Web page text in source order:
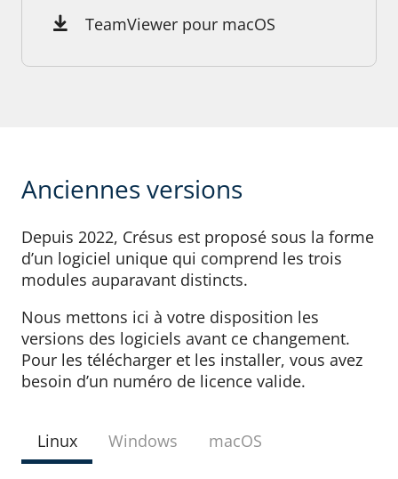
TeamViewer pour macOS
Anciennes versions
Depuis 2022, Crésus est proposé sous la forme
d’un logiciel unique qui comprend les trois
modules auparavant distincts.
Nous mettons ici à votre disposition les
versions des logiciels avant ce changement.
Pour les télécharger et les installer, vous avez
besoin d’un numéro de licence valide.
Windows macOS
Linux